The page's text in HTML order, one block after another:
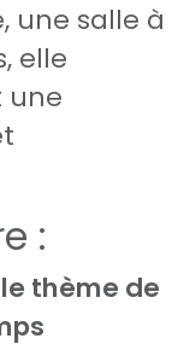
une salle à
elle
une
:
thème de